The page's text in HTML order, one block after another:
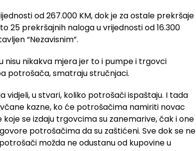
od 267.000 KM, dok je za ostale prekršaje
25 prekršajnih naloga u vrijednosti od 16.300
“Nezavisnim”.
nisu nikakva mjera jer to i pumpe i trgovci
potrošača, smatraju stručnjaci.
vidjeli, u stvari, koliko potrošači ispaštaju. I tada
kazne, ko će potrošačima namiriti novac
koje se izdaju trgovcima su zanemarive, čak i one
potrošačima da su zaštićeni. Sve dok se ne
možda ne odustanu od kupovine u